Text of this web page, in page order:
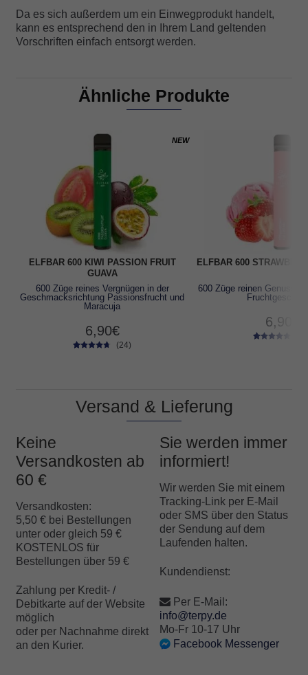
Da es sich außerdem um ein Einwegprodukt handelt,
kann es entsprechend den in Ihrem Land geltenden
Vorschriften einfach entsorgt werden.
Ähnliche Produkte
NEW
ELFBAR 600 KIWI PASSION FRUIT
GUAVA
600 Züge reines Vergnügen in der
Geschmacksrichtung Passionsfrucht und
Maracuja
6,90€
auf
Kundenbe
(24)
ELFBAR 600
600 Züge reinen
6,90
Versand & Lieferung
Keine
Versandkosten ab
60 €
Versandkosten:
5,50 € bei Bestellungen
unter oder gleich 59 €
KOSTENLOS für
Bestellungen über 59 €
Zahlung per Kredit- /
Debitkarte auf der Website
möglich
oder per Nachnahme direkt
an den Kurier.
Sie werden immer
informiert!
Wir werden Sie mit einem
Tracking-Link per E-Mail
oder SMS über den Status
der Sendung auf dem
Laufenden halten.
Kundendienst:
Per E-Mail:
info@terpy.de
Mo-Fr 10-17 Uhr
Facebook Messenger